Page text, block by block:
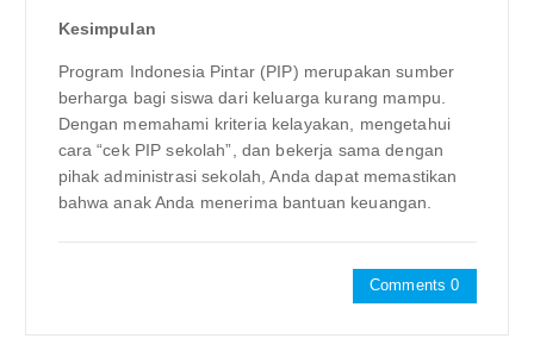
Kesimpulan
Program Indonesia Pintar (PIP) merupakan sumber
berharga bagi siswa dari keluarga kurang mampu.
Dengan memahami kriteria kelayakan, mengetahui
cara “cek PIP sekolah”, dan bekerja sama dengan
pihak administrasi sekolah, Anda dapat memastikan
bahwa anak Anda menerima bantuan keuangan.
Comments 0